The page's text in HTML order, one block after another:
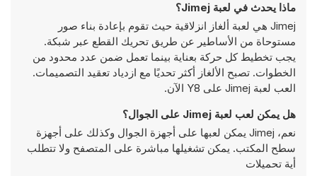
ماذا يحدث في لعبة Jimej؟
Jimej هي لعبة ألغاز انزلاقية حيث تقوم بإعادة بناء صور
مستوحاة من الأساطير عن طريق تحريك القطع عبر شبكة.
يجب تخطيط كل حركة بعناية بينما تعمل ضمن عدد محدود من
الخطوات. تصبح الألغاز أكثر تحديًا مع ازدياد تعقيد التصميمات.
العب لعبة Jimej على Y8 الآن.
هل يمكن لعب لعبة Jimej على الجوال؟
نعم، Jimej يمكن لعبها على أجهزة الجوال وكذلك على أجهزة
سطح المكتب. يمكن تشغيلها مباشرة على المتصفح ولا تتطلب
أية تحميلات